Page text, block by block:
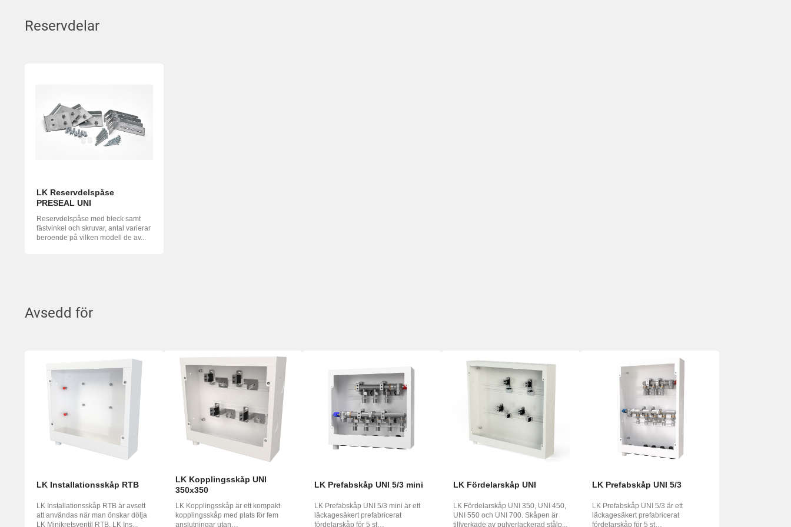
Reservdelar
LK Reservdelspåse
PRESEAL UNI
Reservdelspåse med bleck samt
fästvinkel och skruvar, antal varierar
beroende på vilken modell de av...
Avsedd för
LK Installationsskåp RTB
LK Installationsskåp RTB är avsett
att användas när man önskar dölja
LK Minikretsventil RTB. LK Ins...
LK Kopplingsskåp UNI
350x350
LK Kopplingsskåp är ett kompakt
kopplingsskåp med plats för fem
anslutningar utan
LK Prefabskåp UNI 5/3 mini
LK Prefabskåp UNI 5/3 mini är ett
läckagesäkert prefabricerat
fördelarskåp för 5 st
LK Fördelarskåp UNI
LK Fördelarskåp UNI 350, UNI 450,
UNI 550 och UNI 700. Skåpen är
tillverkade av pulverlackerad stålp...
LK Prefabskåp UNI 5/3
LK Prefabskåp UNI 5/3 är ett
läckagesäkert prefabricerat
fördelarskåp för 5 st